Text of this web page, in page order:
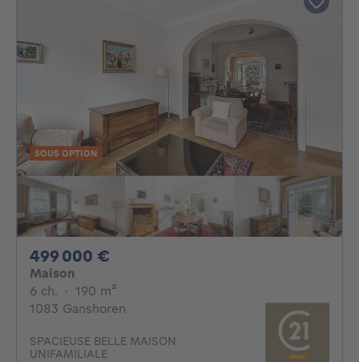
SOUS OPTION
499 000 €
Maison
6 ch. 6 chambres
· 190 m²
1083 Ganshoren
SPACIEUSE BELLE MAISON
UNIFAMILIALE